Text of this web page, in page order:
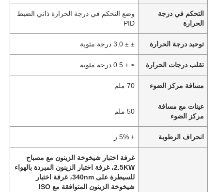
التحكم في درجة
الحرارة
وضع التحكم في درجة الحرارة ذاتي الضبط
PID
توحيد درجة الحرارة ± ± 3.0 درجة مئوية
تقلب درجات الحرارة ≤ ± 0.5 درجة مئوية
مسافة مركز الضوء 70 ملم
عينات مع مسافة
مركز الضوء
50 ملم
انحراف الرطوبة ± 5% ر
غرفة اختبار شيخوخة الزينون مع مصباح
2.5KW، غرفة اختبار الزينون المبردة بالهواء
للسيطرة على 340nm، غرفة اختبار
شيخوخة الزينون المتوافقة مع ISO